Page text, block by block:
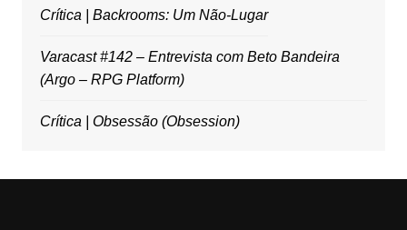
Crítica | Backrooms: Um Não-Lugar
Varacast #142 – Entrevista com Beto Bandeira
(Argo – RPG Platform)
Crítica | Obsessão (Obsession)